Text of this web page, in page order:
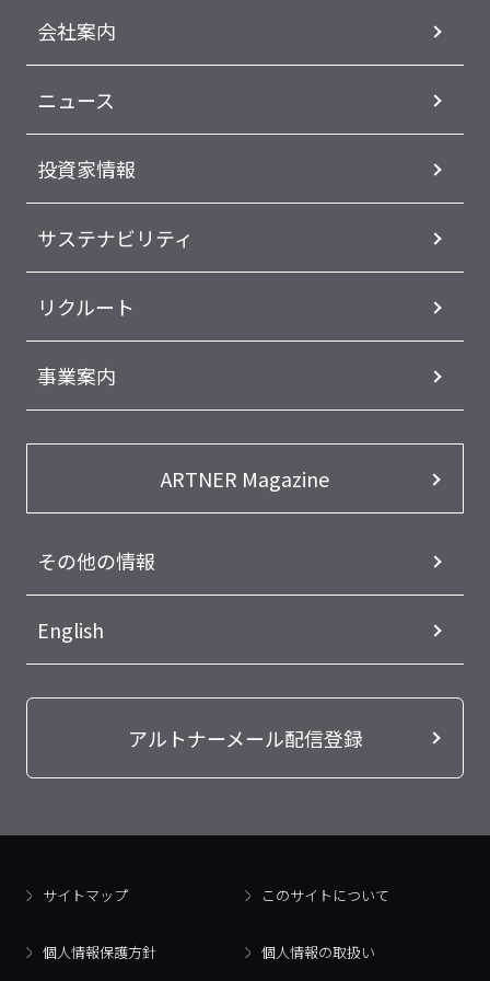
会社案内
ニュース
投資家情報
サステナビリティ
リクルート
事業案内
ARTNER Magazine
その他の情報
English
アルトナーメール配信登録
サイトマップ このサイトについて
個人情報保護方針 個人情報の取扱い